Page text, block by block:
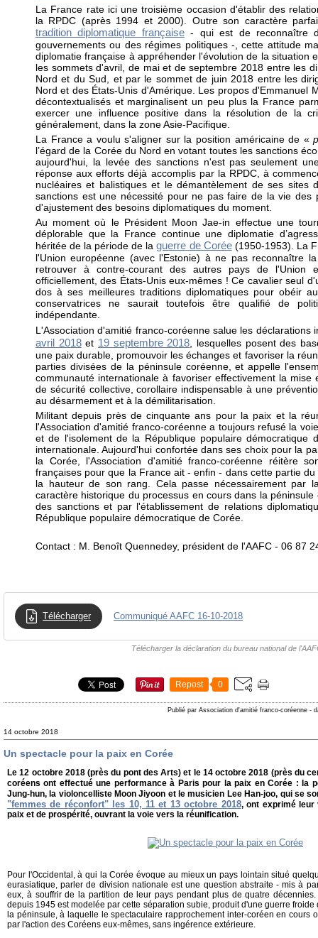
La France rate ici une troisième occasion d'établir des
la RPDC (après 1994 et 2000). Outre son caractère
tradition diplomatique française- qui est de reconnaître
gouvernements ou des régimes politiques -, cette attitude
diplomatie française à appréhender l'évolution de la situation
les sommets d'avril, de mai et de septembre 2018 entre les
Nord et du Sud, et par le sommet de juin 2018 entre les
Nord et des États-Unis d'Amérique. Les propos d'Emmanuel
décontextualisés et marginalisent un peu plus la France
exercer une influence positive dans la résolution de la
généralement, dans la zone Asie-Pacifique.
La France a voulu s'aligner sur la position américaine de «
l’égard de la Corée du Nord en votant toutes les sanctions
aujourd'hui, la levée des sanctions n'est pas seulement
réponse aux efforts déjà accomplis par la RPDC, à
nucléaires et balistiques et le démantèlement de ses sites
sanctions est une nécessité pour ne pas faire de la vie des
d'ajustement des besoins diplomatiques du moment.
Au moment où le Président Moon Jae-in effectue une
déplorable que la France continue une diplomatie
héritée de la période de laguerre de Corée(1950-1953). La
l'Union européenne (avec l'Estonie) à ne pas reconnaître
retrouver à contre-courant des autres pays de l'Union
officiellement, des États-Unis eux-mêmes ! Ce cavalier seul
dos à ses meilleures traditions diplomatiques pour obéir
conservatrices ne saurait toutefois être qualifié de
indépendante.
L'Association d'amitié franco-coréenne salue les déclarations
avril 2018et 19 septembre 2018 , lesquelles posent des
une paix durable, promouvoir les échanges et favoriser la
parties divisées de la péninsule coréenne, et appelle
communauté internationale à favoriser effectivement la mise
de sécurité collective, corollaire indispensable à une
au désarmement et à la démilitarisation.
Militant depuis près de cinquante ans pour la paix et la
l'Association d'amitié franco-coréenne a toujours refusé la
et de l'isolement de la République populaire démocratique
internationale. Aujourd'hui confortée dans ses choix pour la
la Corée, l'Association d'amitié franco-coréenne réitère
françaises pour que la France ait - enfin - dans cette partie
la hauteur de son rang. Cela passe nécessairement par
caractère historique du processus en cours dans la
des sanctions et par l'établissement de relations
République populaire démocratique de Corée.
Contact : M. Benoît Quennedey, président de l'AAFC - 06 87
Télécharger Communiqué AAFC 16-10-2018
Télécharger la déclaration du bureau national de
Repost 0
Publié par Association d'amitié franco-coréenne -
14 octobre 2018
Un spectacle pour la paix en Corée
Le 12 octobre 2018 (près du pont des Arts) et le 14 octobre 2018 (près du
coréens ont effectué une performance à Paris pour la paix en Corée : la
Jung-hun, la violoncelliste Moon Jiyoon et le musicien Lee Han-joo, qui se
"femmes de réconfort" les 10, 11 et 13 octobre 2018, ont exprimé leur
paix et de prospérité, ouvrant la voie vers la réunification.
Pour l'Occidental, à qui la Corée évoque au mieux un pays lointain situé
eurasiatique, parler de division nationale est une question abstraite - mis à
eux, à souffrir de la partition de leur pays pendant plus de quatre
depuis 1945 est modelée par cette séparation subie, produit d'une guerre
la péninsule, à laquelle le spectaculaire rapprochement inter-coréen en cours
par l'action des Coréens eux-mêmes, sans ingérence extérieure.